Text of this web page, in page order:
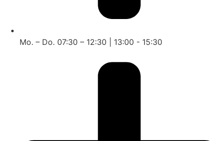
Mo. – Do. 07:30 – 12:30 | 13:00 - 15:30